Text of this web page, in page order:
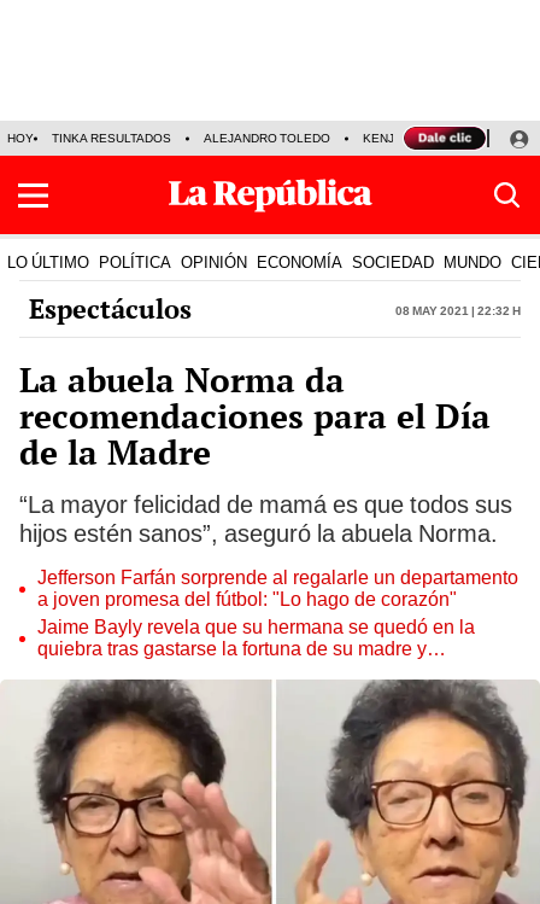
HOY TINKA RESULTADOS ALEJANDRO TOLEDO KENJI FUJIMORI
LO ÚLTIMO POLÍTICA OPINIÓN ECONOMÍA SOCIEDAD MUNDO
Espectáculos 08 May 2021 | 22:32 h
La abuela Norma da
recomendaciones para el Día
de la Madre
“La mayor felicidad de mamá es que todos sus
hijos estén sanos”, aseguró la abuela Norma.
Jefferson Farfán sorprende al regalarle un departamento
a joven promesa del fútbol: "Lo hago de corazón"
Jaime Bayly revela que su hermana se quedó en la
quiebra tras gastarse la fortuna de su madre y